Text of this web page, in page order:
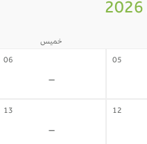
خميس
05
06
-
12
13
-